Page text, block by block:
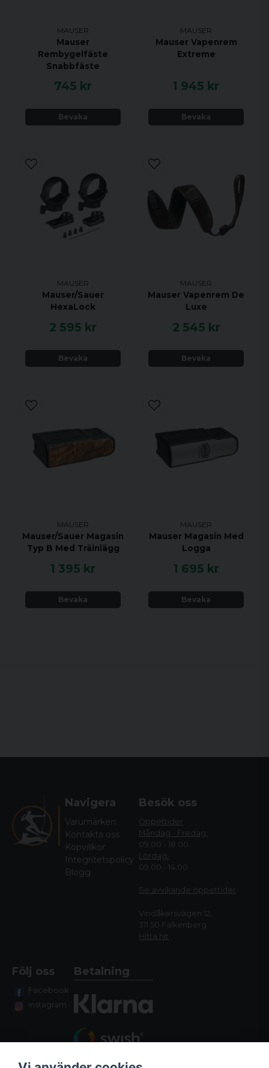
MAUSER
Mauser
Rembygelfäste
Snabbfäste
745 kr
Bevaka
MAUSER
Mauser Vapenrem
Extreme
1 945 kr
Bevaka
MAUSER
Mauser/Sauer
HexaLock
2 595 kr
Bevaka
MAUSER
Mauser Vapenrem De
Luxe
2 545 kr
Bevaka
MAUSER
Mauser/Sauer Magasin
Typ B Med Träinlägg
1 395 kr
Bevaka
MAUSER
Mauser Magasin Med
Logga
1 695 kr
Bevaka
Navigera
Varumärken
Kontakta oss
Köpvillkor
Integritetspolicy
Blogg
Besök oss
Öppettider
Måndag - Fredag:
09.00 - 18.00
Lördag:
09.00 - 14.00
Se avvikande öppettider
Vindåkersvägen 12,
311 50 Falkenberg
Hitta hit
Följ oss
Facebook
Instagram
Betalning